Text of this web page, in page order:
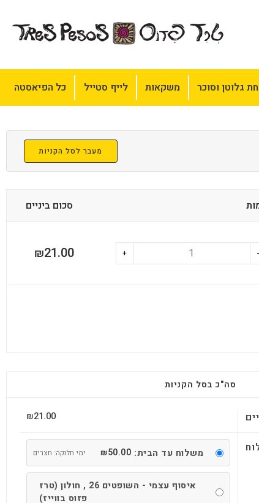
גלוטן וסוכר משקאות לייף סטייל כל הפיאסטה
מעבר לסל הקניות
סכום ביניים
-
+
₪21.00
סה"כ בסל הקניות
₪21.00
משלוח עד הבית: ₪50.00 ימי חלוקה: חצרים
איסוף עצמי - השופטים 26 , חולון (טרז
פזוס בווייז)